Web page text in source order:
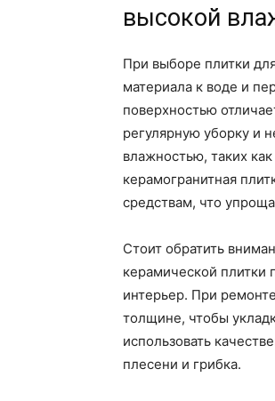
высокой
При выборе плитки
материала к воде и
поверхностью
регулярную уборку и
влажностью, таких
керамогранитная
средствам, что
Стоит обратить
керамической плитки
интерьер. При
толщине, чтобы
использовать
плесени и грибка.